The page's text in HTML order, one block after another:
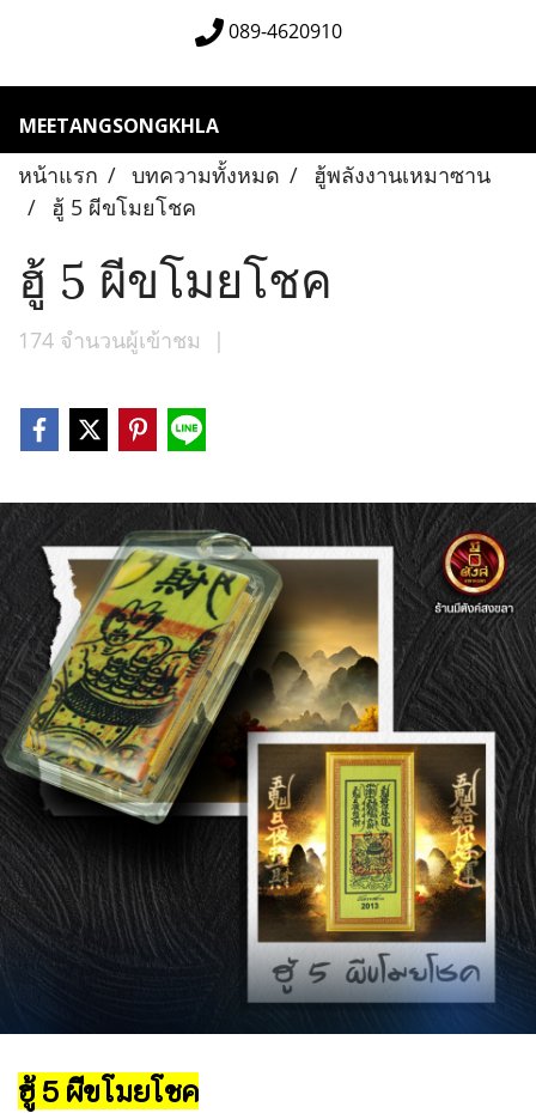
089-4620910
MEETANGSONGKHLA
หน้าแรก บทความทั้งหมด
ฮู้พลังงานเหมาซาน
ฮู้ 5 ผีขโมยโชค
ฮู้ 5 ผีขโมยโชค
174 จำนวนผู้เข้าชม |
ฮู้ 5 ผีขโมยโชค